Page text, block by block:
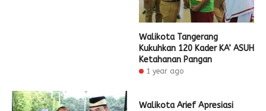
Walikota Tangerang
Kukuhkan 120 Kader KA’ ASUH
Ketahanan Pangan
1 year ago
Walikota Arief Apresiasi